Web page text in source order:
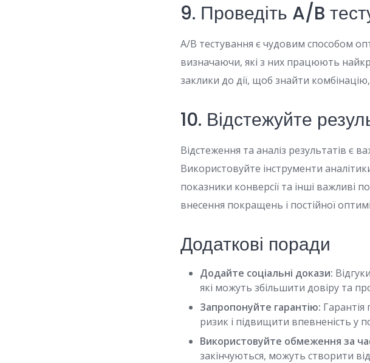
9. Проведіть A/B
A/B тестування є чудовим способом
визначаючи, які з них працюють
заклики до дії, щоб знайти
10. Відстежуйте
Відстеження та аналіз результатів є
Використовуйте інструменти
показники конверсії та інші
внесення покращень і постійної
Додаткові поради
Додайте соціальні докази:
які можуть збільшити довіру та
Запропонуйте гарантію:
ризик і підвищити впевненість у
Використовуйте обмеження за
закінчуються, можуть створити